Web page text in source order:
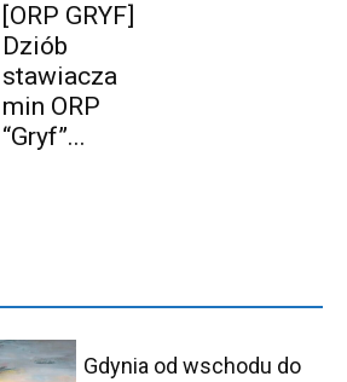
[ORP GRYF]
Dziób
stawiacza
min ORP
“Gryf”...
Gdynia od wschodu do